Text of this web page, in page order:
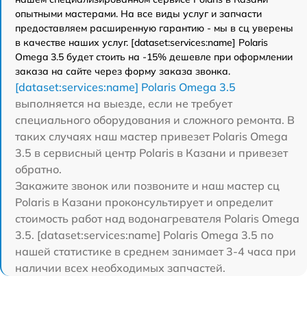
опытными мастерами. На все виды услуг и запчасти
предоставляем расширенную гарантию - мы в сц уверены
в качестве наших услуг. [dataset:services:name] Polaris
Omega 3.5 будет стоить на -15% дешевле при оформлении
заказа на сайте через форму заказа звонка.
[dataset:services:name] Polaris Omega 3.5
выполняется на выезде, если не требует
специального оборудования и сложного ремонта. В
таких случаях наш мастер привезет Polaris Omega
3.5 в сервисный центр Polaris в Казани и привезет
обратно.
Закажите звонок или позвоните и наш мастер сц
Polaris в Казани проконсультирует и определит
стоимость работ над водонагревателя Polaris Omega
3.5. [dataset:services:name] Polaris Omega 3.5 по
нашей статистике в среднем занимает 3-4 часа при
наличии всех необходимых запчастей.